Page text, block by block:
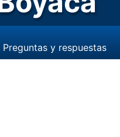
Preguntas y respuestas